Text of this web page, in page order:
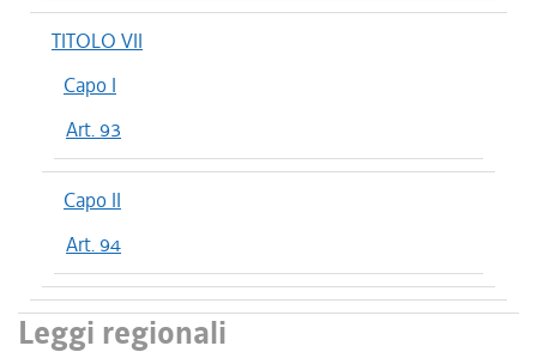
TITOLO VII
Capo I
Art. 93
Capo II
Art. 94
Leggi regionali